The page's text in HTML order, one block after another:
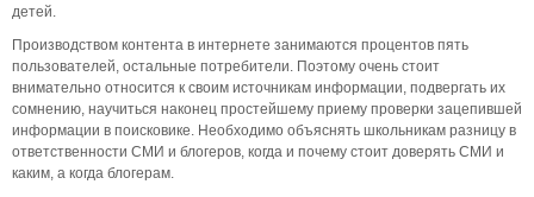
детей.
Производством контента в интернете занимаются процентов пять
пользователей, остальные потребители. Поэтому очень стоит
внимательно относится к своим источникам информации, подвергать их
сомнению, научиться наконец простейшему приему проверки зацепившей
информации в поисковике. Необходимо объяснять школьникам разницу в
ответственности СМИ и блогеров, когда и почему стоит доверять СМИ и
каким, а когда блогерам.